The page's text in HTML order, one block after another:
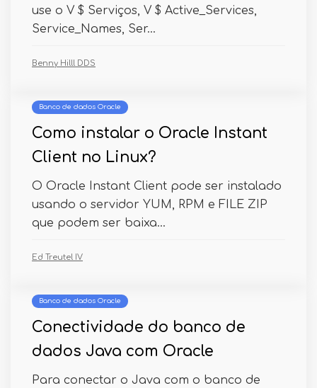
use o V $ Serviços, V $ Active_Services,
Service_Names, Ser...
Benny Hilll DDS
Banco de dados Oracle
Como instalar o Oracle Instant
Client no Linux?
O Oracle Instant Client pode ser instalado
usando o servidor YUM, RPM e FILE ZIP
que podem ser baixa...
Ed Treutel IV
Banco de dados Oracle
Conectividade do banco de
dados Java com Oracle
Para conectar o Java com o banco de